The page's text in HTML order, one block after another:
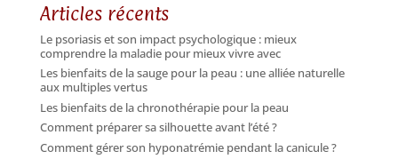
Articles récents
Le psoriasis et son impact psychologique : mieux
comprendre la maladie pour mieux vivre avec
Les bienfaits de la sauge pour la peau : une alliée naturelle
aux multiples vertus
Les bienfaits de la chronothérapie pour la peau
Comment préparer sa silhouette avant l’été ?
Comment gérer son hyponatrémie pendant la canicule ?